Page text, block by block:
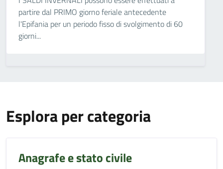
partire dal PRIMO giorno feriale antecedente
l'Epifania per un periodo fisso di svolgimento di 60
giorni...
Esplora per categoria
Anagrafe e stato civile